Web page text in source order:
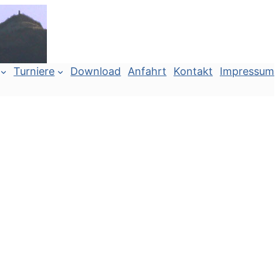
Turniere Download Anfahrt Kontakt
Impressum